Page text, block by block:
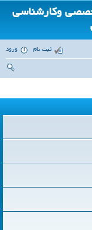
وکارشناسی
ورود ثبت نام